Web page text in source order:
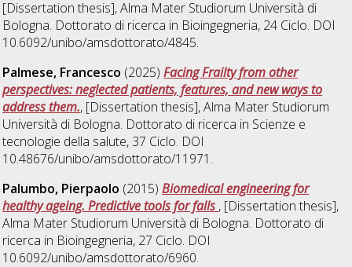
[Dissertation thesis], Alma Mater Studiorum Università di
Bologna. Dottorato di ricerca in Bioingegneria, 24 Ciclo. DOI
10.6092/unibo/amsdottorato/4845.
Palmese, Francesco (2025)Facing Frailty from other
perspectives: neglected patients, features, and new ways to
address them., [Dissertation thesis], Alma Mater Studiorum
Università di Bologna. Dottorato di ricerca in Scienze e
tecnologie della salute, 37 Ciclo. DOI
10.48676/unibo/amsdottorato/11971.
Palumbo, Pierpaolo (2015)Biomedical engineering for
healthy ageing. Predictive tools for falls , [Dissertation thesis],
Alma Mater Studiorum Università di Bologna. Dottorato di
ricerca in Bioingegneria, 27 Ciclo. DOI
10.6092/unibo/amsdottorato/6960.